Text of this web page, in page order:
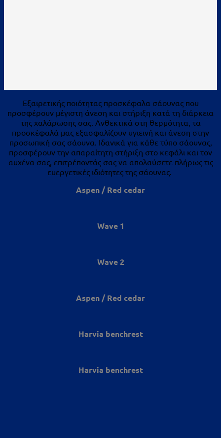
Εξαιρετικής ποιότητας προσκέφαλα σάουνας που
προσφέρουν μέγιστη άνεση και στήριξη κατά τη διάρκεια
της χαλάρωσης σας. Ανθεκτικά στη θερμότητα, τα
προσκέφαλά μας εξασφαλίζουν υγιεινή και άνεση στην
προσωπική σας σάουνα. Ιδανικά για κάθε τύπο σάουνας,
προσφέρουν την απαραίτητη στήριξη στο κεφάλι και τον
αυχένα σας, επιτρέποντάς σας να απολαύσετε πλήρως τις
ευεργετικές ιδιότητες της σάουνας.
Aspen / Red cedar
Wave 1
Wave 2
Aspen / Red cedar
Harvia benchrest
Harvia benchrest